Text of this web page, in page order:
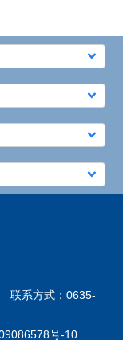
联系方式：0635-
号-10